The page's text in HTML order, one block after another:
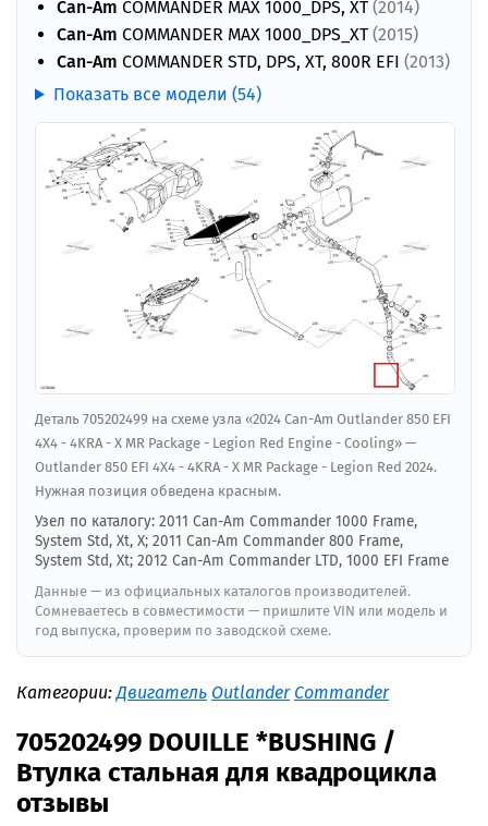
Can-Am COMMANDER MAX 1000_DPS, XT (2014)
Can-Am COMMANDER MAX 1000_DPS_XT (2015)
Can-Am COMMANDER STD, DPS, XT, 800R EFI (2013)
Показать все модели (54)
Деталь 705202499 на схеме узла «2024 Can-Am Outlander 850 EFI
4X4 - 4KRA - X MR Package - Legion Red Engine - Cooling» —
Outlander 850 EFI 4X4 - 4KRA - X MR Package - Legion Red 2024.
Нужная позиция обведена красным.
Узел по каталогу: 2011 Can-Am Commander 1000 Frame,
System Std, Xt, X; 2011 Can-Am Commander 800 Frame,
System Std, Xt; 2012 Can-Am Commander LTD, 1000 EFI Frame
Данные — из официальных каталогов производителей.
Сомневаетесь в совместимости — пришлите VIN или модель и
год выпуска, проверим по заводской схеме.
Категории:Двигатель Outlander Commander
705202499 DOUILLE *BUSHING /
Втулка стальная для квадроцикла
отзывы